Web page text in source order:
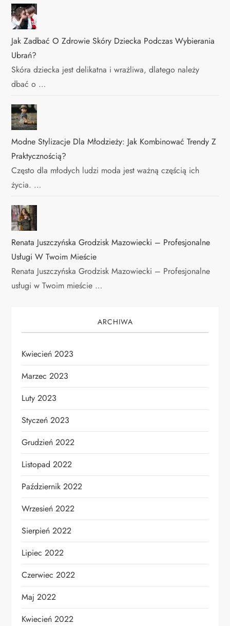
Jak Zadbać O Zdrowie Skóry Dziecka Podczas Wybierania
Ubrań?
Skóra dziecka jest delikatna i wrażliwa, dlatego należy
dbać o …
Modne Stylizacje Dla Młodzieży: Jak Kombinować Trendy Z
Praktycznością?
Często dla młodych ludzi moda jest ważną częścią ich
życia. …
Renata Juszczyńska Grodzisk Mazowiecki – Profesjonalne
Usługi W Twoim Mieście
Renata Juszczyńska Grodzisk Mazowiecki – Profesjonalne
usługi w Twoim mieście …
ARCHIWA
Kwiecień 2023
Marzec 2023
Luty 2023
Styczeń 2023
Grudzień 2022
Listopad 2022
Październik 2022
Wrzesień 2022
Sierpień 2022
Lipiec 2022
Czerwiec 2022
Maj 2022
Kwiecień 2022